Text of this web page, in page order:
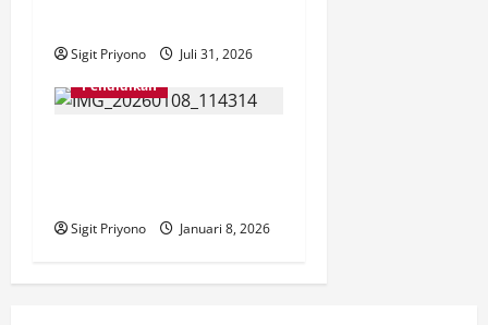
Sigit Priyono
Juli 31, 2026
Pendidikan
Sigit Priyono Januari 8, 2026